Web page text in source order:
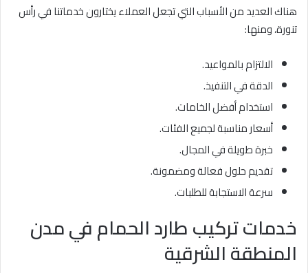
هناك العديد من الأسباب التي تجعل العملاء يختارون خدماتنا في رأس
تنورة، ومنها:
الالتزام بالمواعيد.
الدقة في التنفيذ.
استخدام أفضل الخامات.
أسعار مناسبة لجميع الفئات.
خبرة طويلة في المجال.
تقديم حلول فعالة ومضمونة.
سرعة الاستجابة للطلبات.
خدمات تركيب طارد الحمام في مدن
المنطقة الشرقية